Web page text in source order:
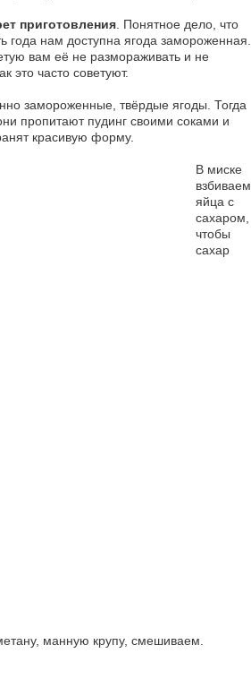
приготовления . Понятное дело, что
года нам доступна ягода замороженная.
вам её не размораживать и не
это часто советуют.
замороженные, твёрдые ягоды. Тогда
пропитают пудинг своими соками и
красивую форму.
В миске
взбиваем
яйца с
сахаром,
чтобы
сахар
манную крупу, смешиваем.